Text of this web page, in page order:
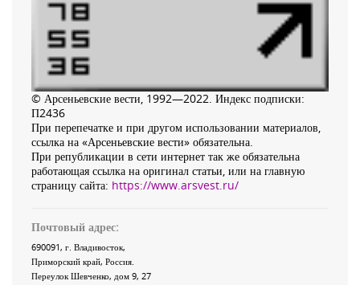
© Арсеньевские вести, 1992—2022. Индекс подписки:
П2436
При перепечатке и при другом использовании материалов,
ссылка на «Арсеньевские вести» обязательна.
При републикации в сети интернет так же обязательна
работающая ссылка на оригинал статьи, или на главную
страницу сайта: https://www.arsvest.ru/
Почтовый адрес:
690091, г. Владивосток,
Приморский край, Россия
Переулок Шевченко, дом 9, 27